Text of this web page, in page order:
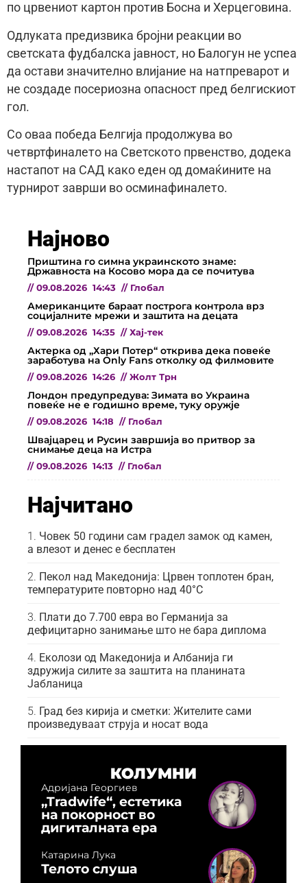
по црвениот картон против Босна и Херцеговина.
Одлуката предизвика бројни реакции во
светската фудбалска јавност, но Балогун не успеа
да остави значително влијание на натпреварот и
не создаде посериозна опасност пред белгискиот
гол.
Со оваа победа Белгија продолжува во
четвртфиналето на Светското првенство, додека
настапот на САД како еден од домаќините на
турнирот заврши во осминафиналето.
Најново
Приштина го симна украинското знаме:
Државноста на Косово мора да се почитува
// 09.08.2026 14:43 // Глобал
Американците бараат построга контрола врз
социјалните мрежи и заштита на децата
// 09.08.2026 14:35 // Хај-тек
Актерка од „Хари Потер“ открива дека повеќе
заработува на Only Fans отколку од филмовите
// 09.08.2026 14:26 // Жолт Трн
Лондон предупредува: Зимата во Украина
повеќе не е годишно време, туку оружје
// 09.08.2026 14:18 // Глобал
Швајцарец и Русин завршија во притвор за
снимање деца на Истра
// 09.08.2026 14:13 // Глобал
Најчитано
Човек 50 години сам градел замок од камен,
а влезот и денес е бесплатен
Пекол над Македонија: Црвен топлотен бран,
температурите повторно над 40°C
Плати до 7.700 евра во Германија за
дефицитарно занимање што не бара диплома
Еколози од Македонија и Албанија ги
здружија силите за заштита на планината
Јабланица
Град без кирија и сметки: Жителите сами
произведуваат струја и носат вода
КОЛУМНИ
Адријана Георгиев
„Tradwife“, естетика
на покорност во
дигиталната ера
Катарина Лука
Телото слуша